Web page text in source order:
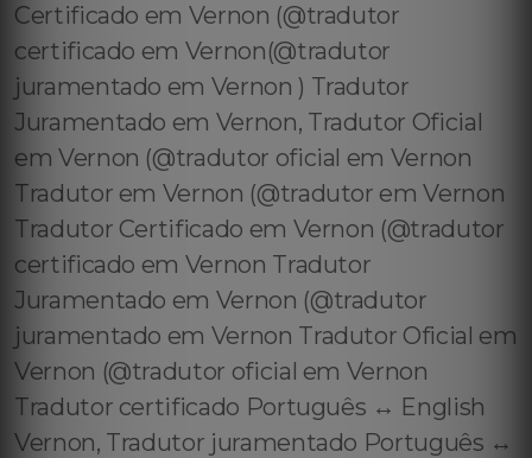
Certificado em Vernon (@tradutor
certificado em Vernon(@tradutor
juramentado em Vernon ) Tradutor
Juramentado em Vernon, Tradutor Oficial
em Vernon (@tradutor oficial em Vernon
Tradutor em Vernon (@tradutor em Vernon
Tradutor Certificado em Vernon (@tradutor
certificado em Vernon Tradutor
Juramentado em Vernon (@tradutor
juramentado em Vernon Tradutor Oficial em
Vernon (@tradutor oficial em Vernon
Tradutor certificado Português ↔️ English
Vernon, Tradutor juramentado Português ↔️